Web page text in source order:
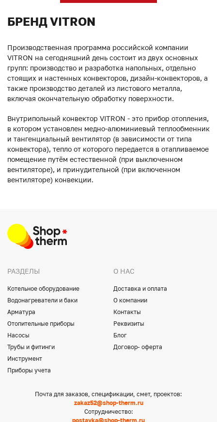
БРЕНД VITRON
Производственная программа российской компании
VITRON на сегодняшний день состоит из двух основных
групп: производство и разработка напольных, отдельно
стоящих и настенных конвекторов, дизайн-конвекторов, а
также производство деталей из листового металла,
включая окончательную обработку поверхности.
Внутрипольный конвектор VITRON - это прибор отопления,
в котором установлен медно-алюминиевый теплообменник
и тангенциальный вентилятор (в зависимости от типа
конвектора), тепло от которого передается в отапливаемое
помещение путём естественной (при выключенном
вентиляторе), и принудительной (при включенном
вентиляторе) конвекции.
РАЗДЕЛЫ
Котельное оборудование
Водонагреватели и баки
Арматура
Отопительные приборы
Насосы
Трубы и фитинги
Инструмент
Приборы учета
О НАС
Доставка и оплата
О компании
Контакты
Реквизиты
Блог
Договор- оферта
Почта для заказов, спецификации, смет, проектов:
zakaz52@shop-therm.ru
Сотрудничество:
postavka@shop-therm.ru